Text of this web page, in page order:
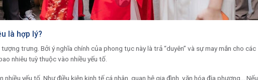
là hợp lý?
trưng. Bởi ý nghĩa chính của phong tục này là trả “duyên” và sự may mắn cho các
nhiêu tuỳ thuộc vào nhiều yếu tố.
yếu tố. Như điều kiện kinh tế cá nhân, quan hệ gia đình, văn hóa địa phương… Nếu